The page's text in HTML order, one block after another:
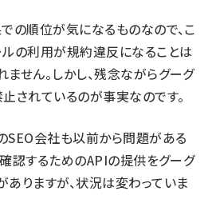
の順位が気になるものなので、こ
ルの利用が規約違反になることは
せん。しかし、残念ながらグーグ
されているのが事実なのです。
SEO会社も以前から問題がある
認するためのAPIの提供をグーグ
りますが、状況は変わっていま